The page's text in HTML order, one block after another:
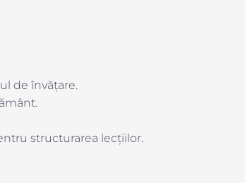
de învățare.
structurarea lecțiilor.